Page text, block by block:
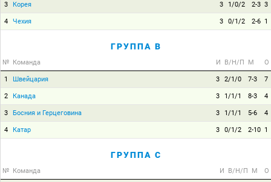
3 Корея 3 1/0/2 2-3 3
4 Чехия 3 0/1/2 2-6 1
ГРУППА B
№ Команда И В/Н/П М О
1 Швейцария 3 2/1/0 7-3 7
2 Канада 3 1/1/1 8-3 4
3 Босния и Герцеговина 3 1/1/1 5-6 4
4 Катар 3 0/1/2 2-10 1
ГРУППА C
№ Команда И В/Н/П М О